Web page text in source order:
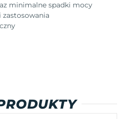
minimalne spadki mocy
zastosowania